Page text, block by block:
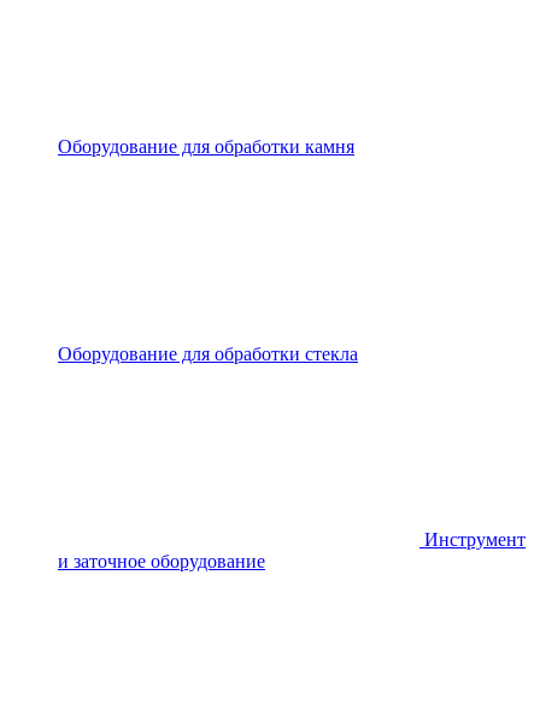
Оборудование для обработки камня
Оборудование для обработки стекла
Инструмент
и заточное оборудование